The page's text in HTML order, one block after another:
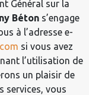
Général sur la
Béton s’engage
à l’adresse e-
si vous avez
l’utilisation de
un plaisir de
services, vous